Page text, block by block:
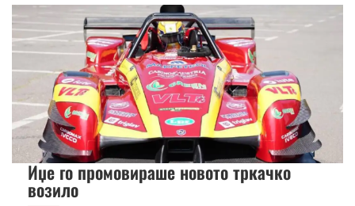
Иџе го промовираше новото тркачко
возило